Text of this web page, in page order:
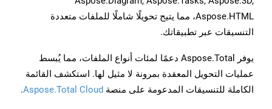
Aspose.HTML، مما يتيح تحويلًا شاملًا للملفات متعددة
التنسيقات عبر تطبيقاتك.
يوفر Aspose.Total دعمًا لمئات أنواع الملفات، مما يُبسط
عمليات التحويل المعقدة بمرونة لا مثيل لها. استكشف القائمة
الكاملة للتنسيقات المدعومة على منصة Aspose.Total Cloud
.